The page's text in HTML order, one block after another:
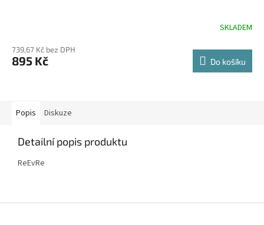
SKLADEM
739,67 Kč bez DPH
895 Kč Do košíku
Popis Diskuze
Detailní popis produktu
ReEvRe